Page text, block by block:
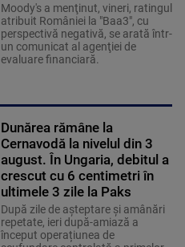
Moody's a menţinut, vineri, ratingul
atribuit României la "Baa3", cu
perspectivă negativă, se arată într-
un comunicat al agenţiei de
evaluare financiară.
Dunărea rămâne la
Cernavodă la nivelul din 3
august. În Ungaria, debitul a
crescut cu 6 centimetri în
ultimele 3 zile la Paks
După zile de așteptare și amânări
repetate, ieri după-amiază a
început operațiunea de